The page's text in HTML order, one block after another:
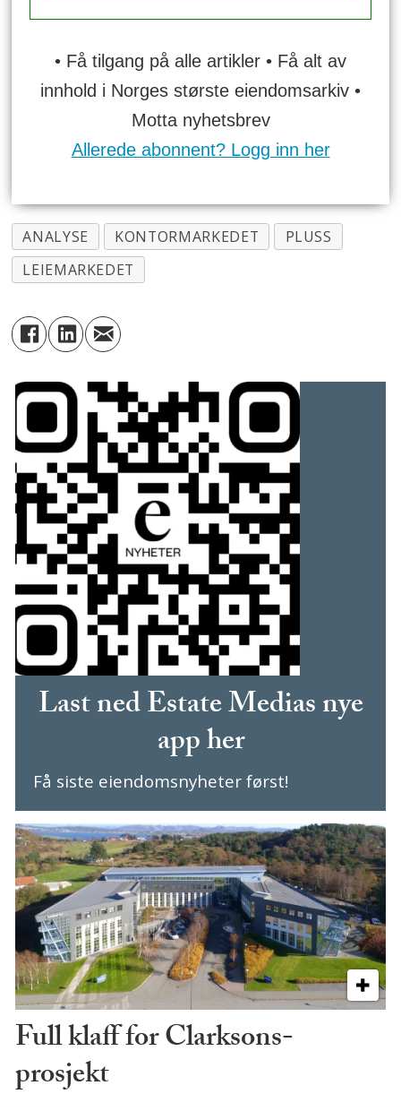
• Få tilgang på alle artikler • Få alt av
innhold i Norges største eiendomsarkiv •
Motta nyhetsbrev
Allerede abonnent? Logg inn her
ANALYSE KONTORMARKEDET
PLUSS
LEIEMARKEDET
Last ned Estate Medias nye
app her
Få siste eiendomsnyheter først!
Full klaff for Clarksons-
prosjekt